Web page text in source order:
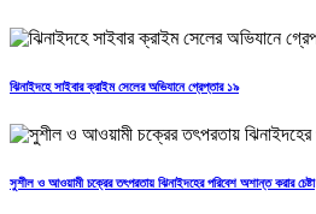
ঝিনাইদহে সাইবার ক্রাইম সেলের অভিযানে গ্রেপ্তার ১৯
সুশীল ও আওয়ামী চক্রের তৎপরতায় ঝিনাইদহের পরিবেশ অশান্ত করার চেষ্টা